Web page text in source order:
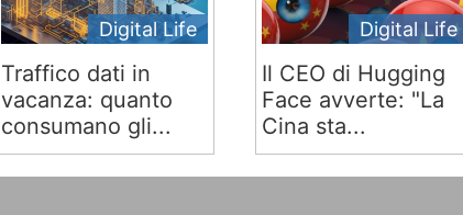
Digital Life
Traffico dati in
vacanza: quanto
consumano gli...
Digital Life
Il CEO di Hugging
Face avverte: "La
Cina sta...